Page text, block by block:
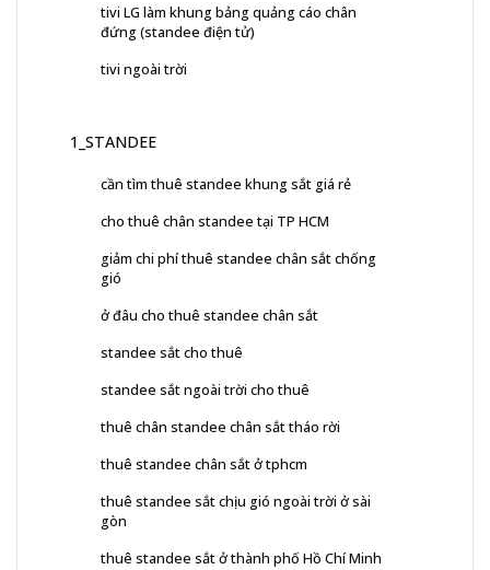
tivi LG làm khung bảng quảng cáo chân
đứng (standee điện tử)
tivi ngoài trời
1_STANDEE
cần tìm thuê standee khung sắt giá rẻ
cho thuê chân standee tại TP HCM
giảm chi phí thuê standee chân sắt chống
gió
ở đâu cho thuê standee chân sắt
standee sắt cho thuê
standee sắt ngoài trời cho thuê
thuê chân standee chân sắt tháo rời
thuê standee chân sắt ở tphcm
thuê standee sắt chịu gió ngoài trời ở sài
gòn
thuê standee sắt ở thành phố Hồ Chí Minh